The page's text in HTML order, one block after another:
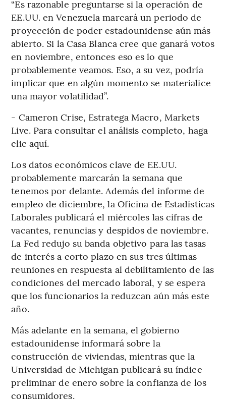
“Es razonable preguntarse si la operación de
EE.UU. en Venezuela marcará un periodo de
proyección de poder estadounidense aún más
abierto. Si la Casa Blanca cree que ganará votos
en noviembre, entonces eso es lo que
probablemente veamos. Eso, a su vez, podría
implicar que en algún momento se materialice
una mayor volatilidad”.
- Cameron Crise, Estratega Macro, Markets
Live. Para consultar el análisis completo, haga
clic aquí.
Los datos económicos clave de EE.UU.
probablemente marcarán la semana que
tenemos por delante. Además del informe de
empleo de diciembre, la Oficina de Estadísticas
Laborales publicará el miércoles las cifras de
vacantes, renuncias y despidos de noviembre.
La Fed redujo su banda objetivo para las tasas
de interés a corto plazo en sus tres últimas
reuniones en respuesta al debilitamiento de las
condiciones del mercado laboral, y se espera
que los funcionarios la reduzcan aún más este
año.
Más adelante en la semana, el gobierno
estadounidense informará sobre la
construcción de viviendas, mientras que la
Universidad de Michigan publicará su índice
preliminar de enero sobre la confianza de los
consumidores.